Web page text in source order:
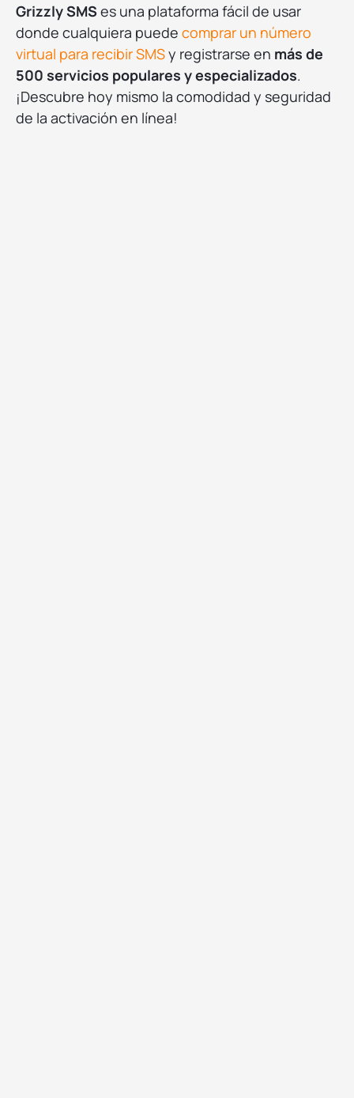
Grizzly SMS es una plataforma fácil de usar
donde cualquiera puede comprar un número
virtual para recibir SMSy registrarse en más de
500 servicios populares y especializados.
¡Descubre hoy mismo la comodidad y seguridad
de la activación en línea!